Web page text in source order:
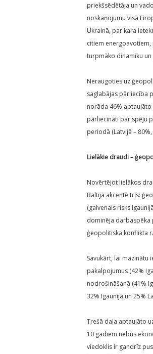
priekšsēdētāja un
noskaņojumu visā
Ukrainā, par kara
citiem
turpmāko dinamiku
Neraugoties uz
saglabājas pārliecība
norāda 46% aptaujāto
pārliecināti par spēju
periodā (Latvijā –
Lielākie draudi –
Novērtējot lielākos
Baltijā akcentē trīs:
(galvenais risks
dominēja darbaspēka
ģeopolitiska konflikta
Savukārt, lai
pakalpojumus (42%
nodrošināšanā (41%
32% Igaunijā un 25%
Trešā daļa aptaujāto
10 gadiem nebūs
viedoklis ir gandrīz